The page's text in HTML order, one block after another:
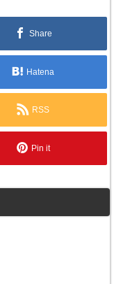
Share
Hatena
RSS
Pin it